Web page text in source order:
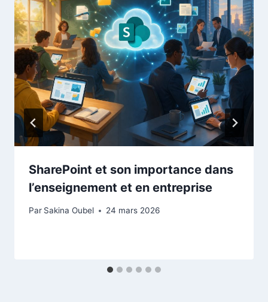
SharePoint et son importance dans
l’enseignement et en entreprise
Par Sakina Oubel 24 mars 2026